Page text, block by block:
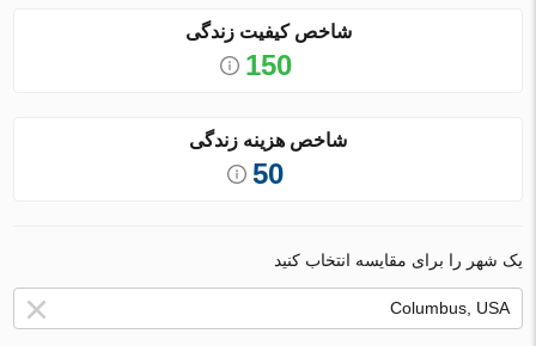
شاخص کیفیت زندگی
150
شاخص هزینه زندگی
50
یک شهر را برای مقایسه انتخاب کنید